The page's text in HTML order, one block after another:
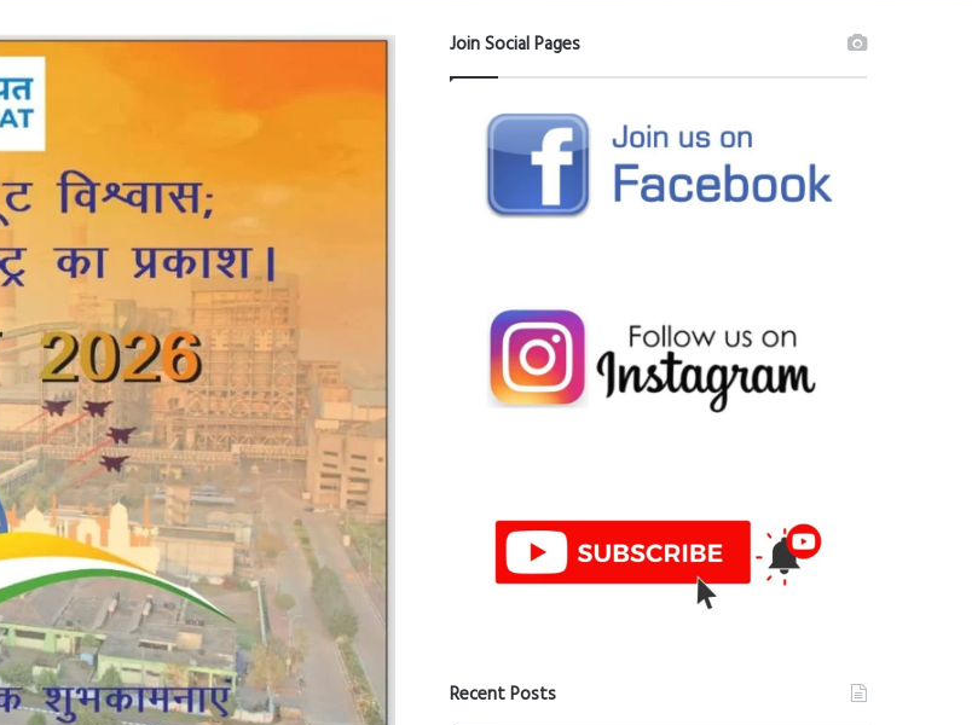
Join Social Pages
Recent Posts